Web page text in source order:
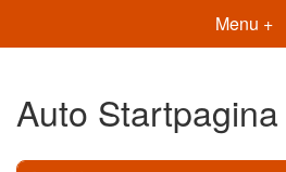
Menu +
Auto Startpagina